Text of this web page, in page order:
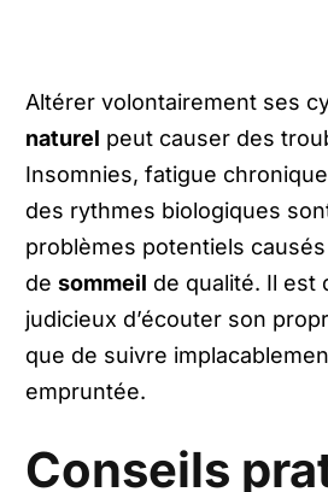
Altérer volontairement ses
naturel peut causer des
Insomnies, fatigue
des rythmes biologiques
problèmes potentiels
de sommeil de qualité. Il est
judicieux d’écouter son
que de suivre
empruntée.
Conseils